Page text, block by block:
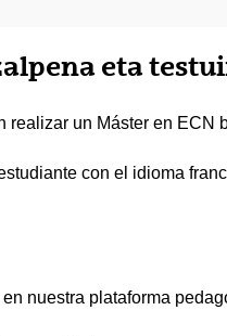
eta
realizar un Máster en
con el idioma
nuestra plataforma